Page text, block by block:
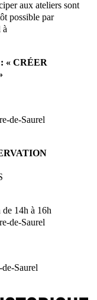
aux ateliers sont
possible par
à
« CRÉER
de-Saurel
14h à 16h
de-Saurel
Saurel